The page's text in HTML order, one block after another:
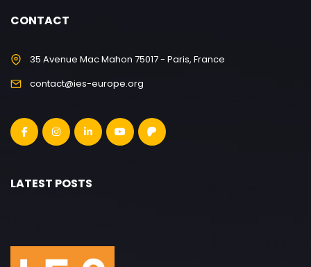
CONTACT
35 Avenue Mac Mahon 75017 - Paris, France
contact@ies-europe.org
LATEST POSTS